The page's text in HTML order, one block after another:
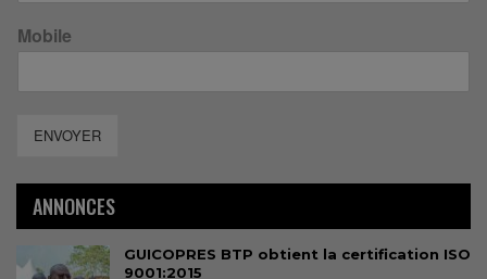
Mobile
ENVOYER
ANNONCES
GUICOPRES BTP obtient la certification ISO
9001:2015